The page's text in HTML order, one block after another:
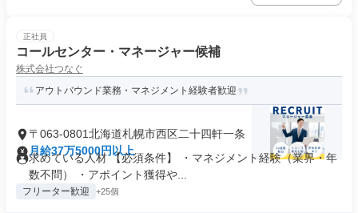
正社員
コールセンター・マネージャー候補
株式会社つなぐ
アウトバウンド業務・マネジメント経験者歓迎
〒063-0801北海道札幌市西区二十四軒一条
月給37万5000円以上
求めている人材 【必須条件】 ・マネジメント経験（業界・年
数不問） ・アポイント獲得や...
フリーター歓迎 +25個